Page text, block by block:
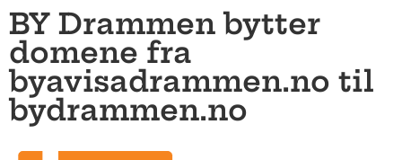
BY Drammen bytter
domene fra
byavisadrammen.no til
bydrammen.no